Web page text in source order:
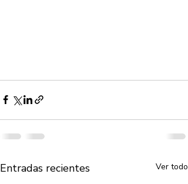
Entradas recientes Ver todo